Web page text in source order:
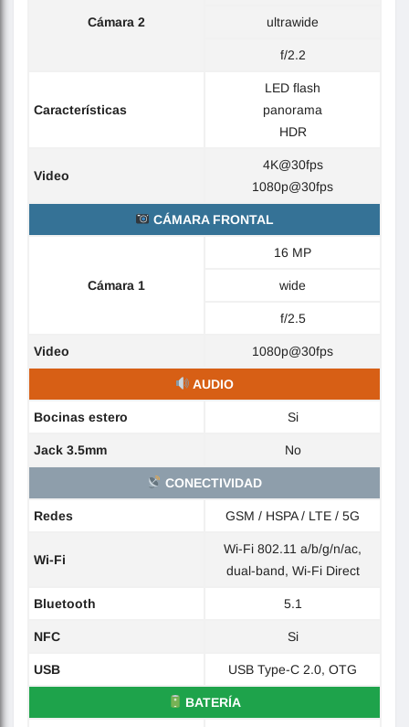
Cámara 2 ultrawide
f/2.2
Características
LED flash
panorama
HDR
Video
4K@30fps
1080p@30fps
CÁMARA FRONTAL
Cámara 1
16 MP
wide
f/2.5
Video 1080p@30fps
AUDIO
Bocinas estero Si
Jack 3.5mm No
CONECTIVIDAD
Redes GSM / HSPA / LTE / 5G
Wi-Fi
Wi-Fi 802.11 a/b/g/n/ac,
dual-band, Wi-Fi Direct
Bluetooth 5.1
NFC Si
USB USB Type-C 2.0, OTG
BATERÍA